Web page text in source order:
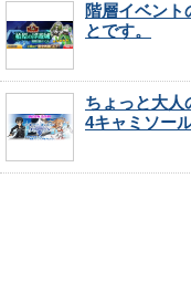
階層イベント
とです。
ちょっと大
4キャミソー